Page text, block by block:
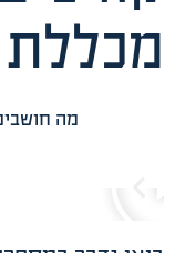
מה